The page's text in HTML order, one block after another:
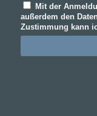
Mit der
außerdem den
Zustimmung kann